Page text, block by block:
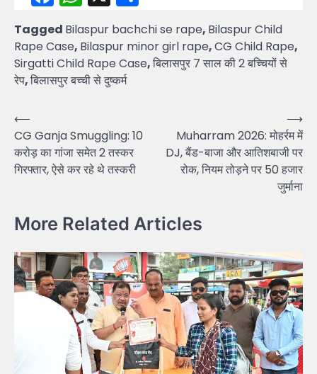
Tagged Bilaspur bachchi se rape, Bilaspur Child
Rape Case, Bilaspur minor girl rape,CG Child Rape,
Sirgatti Child Rape Case,बिलासपुर 7 साल की 2 बच्चियों से
रेप,बिलासपुर बच्ची से दुष्कर्म
Post
navigation
⟵
CG Ganja Smuggling: 10
करोड़ का गांजा समेत 2 तस्कर
गिरफ्तार, ऐसे कर रहे थे तस्करी
Muharram 2026: मोहर्रम में
DJ, बैंड-बाजा और आतिशबाजी पर
रोक, नियम तोड़ने पर 50 हजार
जुर्माना
⟶
More Related Articles